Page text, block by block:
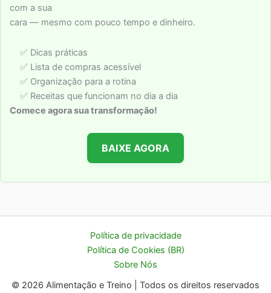
com a sua
cara — mesmo com pouco tempo e dinheiro.
✅ Dicas práticas
✅ Lista de compras acessível
✅ Organização para a rotina
✅ Receitas que funcionam no dia a dia
Comece agora sua transformação!
BAIXE AGORA
Política de privacidade
Política de Cookies (BR)
Sobre Nós
© 2026 Alimentação e Treino | Todos os direitos reservados